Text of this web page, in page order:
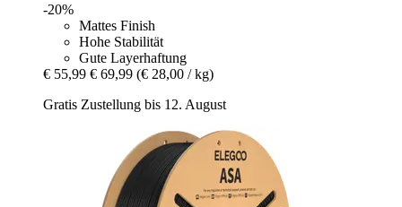
-20%
Mattes Finish
Hohe Stabilität
Gute Layerhaftung
€ 55,99 € 69,99 (€ 28,00 / kg)
Gratis Zustellung bis 12. August